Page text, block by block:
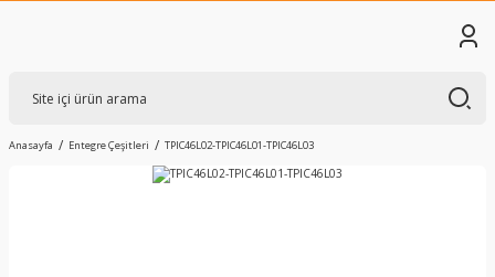
Anasayfa Entegre Çeşitleri TPIC46L02-TPIC46L01-TPIC46L03